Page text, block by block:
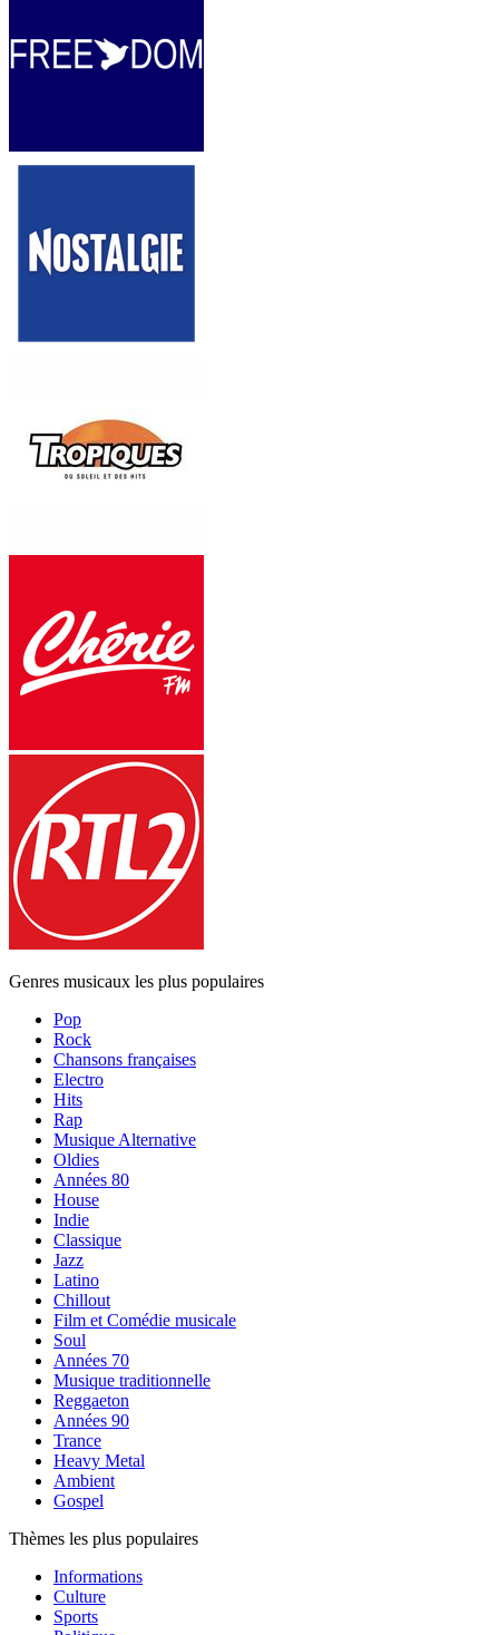
Genres musicaux les plus populaires
Pop
Rock
Chansons françaises
Electro
Hits
Rap
Musique Alternative
Oldies
Années 80
House
Indie
Classique
Jazz
Latino
Chillout
Film et Comédie musicale
Soul
Années 70
Musique traditionnelle
Reggaeton
Années 90
Trance
Heavy Metal
Ambient
Gospel
Thèmes les plus populaires
Informations
Culture
Sports